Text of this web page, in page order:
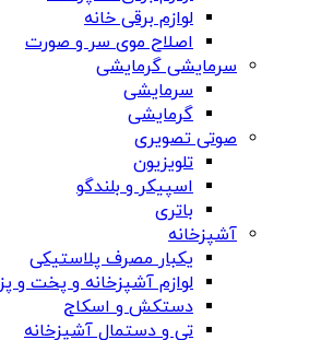
لوازم برقی خانه
اصلاح موی سر و صورت
سرمایشی گرمایشی
سرمایشی
گرمایشی
صوتی تصویری
تلویزیون
اسپیکر و بلندگو
باتری
آشپزخانه
یکبار مصرف پلاستیکی
لوازم آشپزخانه و پخت و پز
دستکش و اسکاج
تی و دستمال آشپزخانه